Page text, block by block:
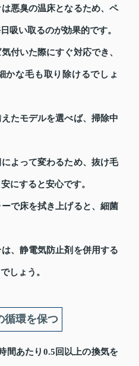
悪臭の温床となるため、ペ
吸い取るのが効果的です。
付いた際にすぐ対応でき、
かな毛も取り除けるでしょ
たモデルを選べば、掃除中
よって変わるため、抜け毛
にすると安心です。
で床を拭き上げると、細菌
、静電気防止剤を併用する
しょう。
循環を保つ
間あたり0.5回以上の換気を